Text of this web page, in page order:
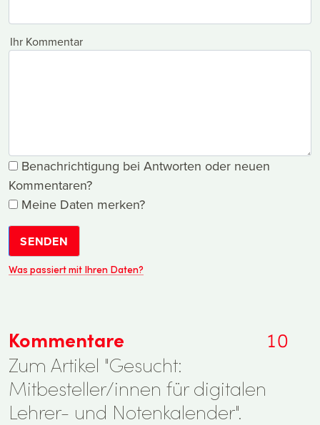
Ihr Kommentar
Benachrichtigung bei Antworten oder neuen
Kommentaren?
Meine Daten merken?
SENDEN
Was passiert mit Ihren Daten?
Kommentare
10
Zum Artikel "Gesucht:
Mitbesteller/innen für digitalen
Lehrer- und Notenkalender".